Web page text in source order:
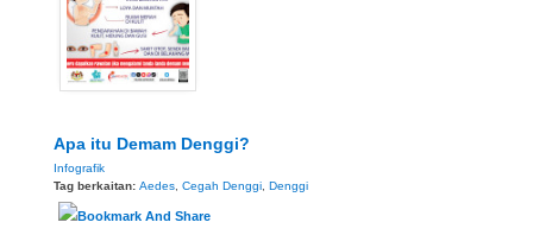
Apa itu Demam Denggi?
Infografik
Tag berkaitan: Aedes Cegah Denggi Denggi